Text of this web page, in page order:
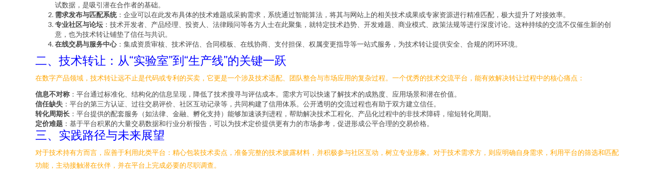
试数据，是吸引潜在合作者的基础。
需求发布与匹配系统：企业可以在此发布具体的技术难题或采购需求，系统通过智能算法，将其与网站上的相关技术成果或专家资源进行精准匹配，极大提升了对接效率。
专业社区与论坛 ：技术开发者、产品经理、投资人、法律顾问等各方人士在此聚集，就特定技术趋势、开发难题、商业模式、政策法规等进行深度讨论。这种持续的交流不仅催生新的创
意，也为技术转让铺垫了信任与共识。
在线交易与服务中心：集成资质审核、技术评估、合同模板、在线协商、支付担保、权属变更指导等一站式服务，为技术转让提供安全、合规的闭环环境。
二、技术转让：从“实验室”到“生产线”的关键一跃
在数字产品领域，技术转让远不止是代码或专利的买卖，它更是一个涉及技术适配、团队整合与市场应用的复杂过程。一个优秀的技术交流平台，能有效解决转让过程中的核心痛点：
信息不对称 ：平台通过标准化、结构化的信息呈现，降低了技术搜寻与评估成本。需求方可以快速了解技术的成熟度、应用场景和潜在价值。
信任缺失 ：平台的第三方认证、过往交易评价、社区互动记录等，共同构建了信用体系。公开透明的交流过程也有助于双方建立信任。
转化周期长 ：平台提供的配套服务（如法律、金融、孵化支持）能够加速谈判进程，帮助解决技术工程化、产品化过程中的非技术障碍，缩短转化周期。
定价难题 ：基于平台积累的大量交易数据和行业分析报告，可以为技术定价提供更有力的市场参考，促进形成公平合理的交易价格。
三、实践路径与未来展望
对于技术持有方而言，应善于利用此类平台：精心包装技术卖点，准备完整的技术披露材料，并积极参与社区互动，树立专业形象。对于技术需求方，则应明确自身需求，利用平台的筛选和匹配
功能，主动接触潜在伙伴，并在平台上完成必要的尽职调查。